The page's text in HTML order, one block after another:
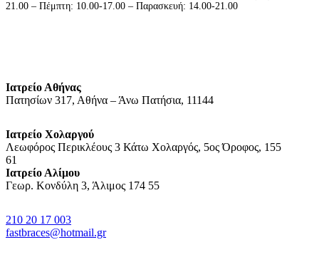
21.00 – Πέμπτη: 10.00-17.00 – Παρασκευή: 14.00-21.00
Ιατρείο Αθήνας
Πατησίων 317, Αθήνα – Άνω Πατήσια, 11144
Ιατρείο Χολαργού
Λεωφόρος Περικλέους 3 Κάτω Χολαργός, 5ος Όροφος, 155
61
Ιατρείο Αλίμου
Γεωρ. Κονδύλη 3, Άλιμος 174 55
210 20 17 003
fastbraces@hotmail.gr